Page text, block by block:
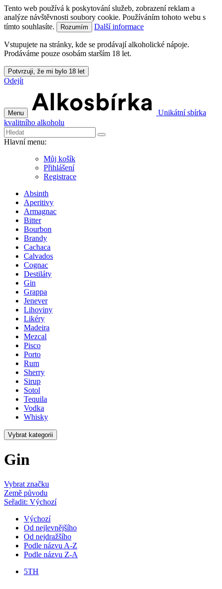
Tento web používá k poskytování služeb, zobrazení reklam a
analýze návštěvnosti soubory cookie. Používáním tohoto webu s
tímto souhlasíte.
Rozumím Další informace
Vstupujete na stránky, kde se prodávají alkoholické nápoje.
Prodáváme pouze osobám starším 18 let.
Potvrzuji, že mi bylo 18 let
Odejít
Menu
Unikátní sbírka
kvalitního alkoholu
Hlavní menu:
Můj košík
Přihlášení
Registrace
Absinth
Aperitivy
Armagnac
Bitter
Bourbon
Brandy
Cachaca
Calvados
Cognac
Destiláty
Gin
Grappa
Jenever
Lihoviny
Likéry
Madeira
Mezcal
Pisco
Porto
Rum
Sherry
Sirup
Sotol
Tequila
Vodka
Whisky
Vybrat kategorii
Gin
Vybrat značku
Země původu
Seřadit: Výchozí
Výchozí
Od nejlevnějšího
Od nejdražšího
Podle názvu A-Z
Podle názvu Z-A
5TH